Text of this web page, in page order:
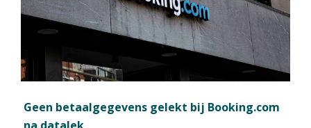
Geen betaalgegevens gelekt bij Booking.com